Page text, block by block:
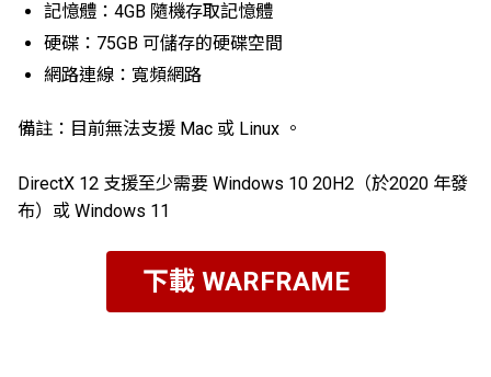
記憶體：4GB 隨機存取記憶體
硬碟：75GB 可儲存的硬碟空間
網路連線：寬頻網路
備註：目前無法支援 Mac 或 Linux 。
DirectX 12 支援至少需要 Windows 10 20H2（於2020 年發
布）或 Windows 11
下載 WARFRAME